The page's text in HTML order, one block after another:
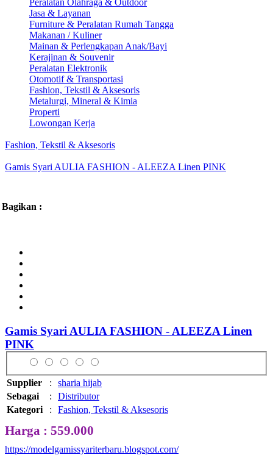
Jasa & Layanan
Furniture & Peralatan Rumah Tangga
Makanan / Kuliner
Mainan & Perlengkapan Anak/Bayi
Kerajinan & Souvenir
Peralatan Elektronik
Otomotif & Transportasi
Fashion, Tekstil & Aksesoris
Metalurgi, Mineral & Kimia
Properti
Lowongan Kerja
Fashion, Tekstil & Aksesoris
Gamis Syari AULIA FASHION - ALEEZA Linen PINK
Bagikan :
Gamis Syari AULIA FASHION - ALEEZA Linen
PINK
Supplier :
sharia hijab
Sebagai
:
Distributor
Kategori
: Fashion, Tekstil & Aksesoris
Harga : 559.000
https://modelgamissyariterbaru.blogspot.com/